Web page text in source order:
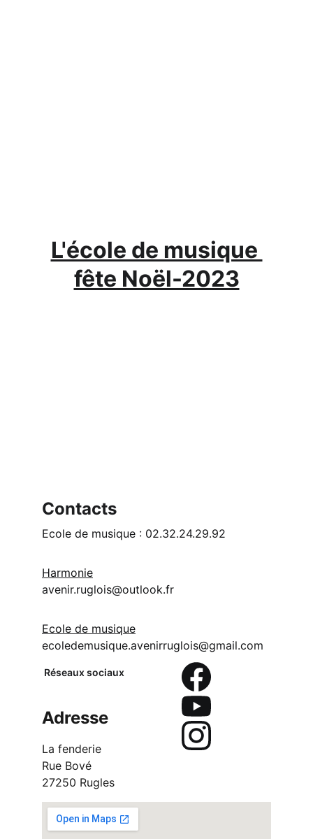
L'école de musique
fête Noël-2023
Contacts
Ecole de musique : 02.32.24.29.92
Harmonie
avenir.ruglois@outlook.fr
Ecole de musique
ecoledemusique.avenirruglois@gmail.com
Réseaux sociaux
Adresse
La fenderie
Rue Bové
27250 Rugles